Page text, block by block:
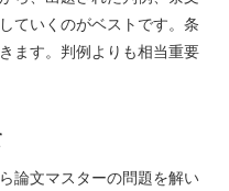
ていくのがベストです。条
ます。判例よりも相当重要
論文マスターの問題を解い